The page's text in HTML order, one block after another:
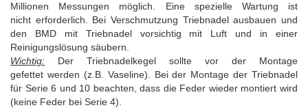
Millionen Messungen möglich. Eine spezielle Wartung ist
nicht erforderlich. Bei Verschmutzung Triebnadel ausbauen und
den BMD mit Triebnadel vorsichtig mit Luft und in einer
Reinigungslösung säubern.
Wichtig: Der Triebnadelkegel sollte vor der Montage
gefettet werden (z.B. Vaseline). Bei der Montage der Triebnadel
für Serie 6 und 10 beachten, dass die Feder wieder montiert wird
(keine Feder bei Serie 4).